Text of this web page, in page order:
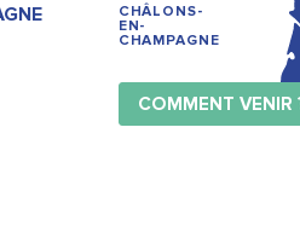
CHÂLONS-
EN-
CHAMPAGNE
COMMENT VENIR